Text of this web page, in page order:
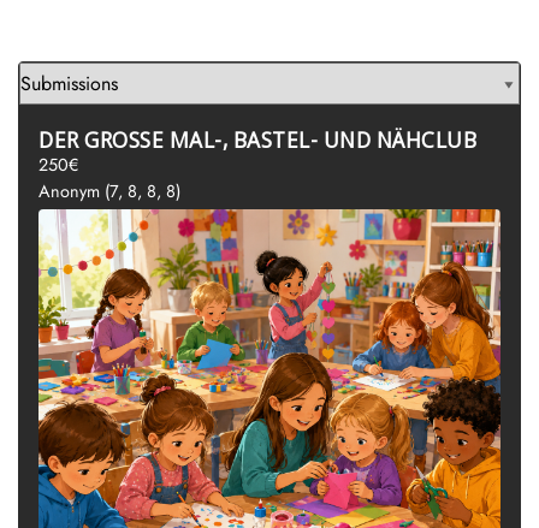
DER GROSSE MAL-, BASTEL- UND NÄHCLUB
250€
Anonym (7, 8, 8, 8)